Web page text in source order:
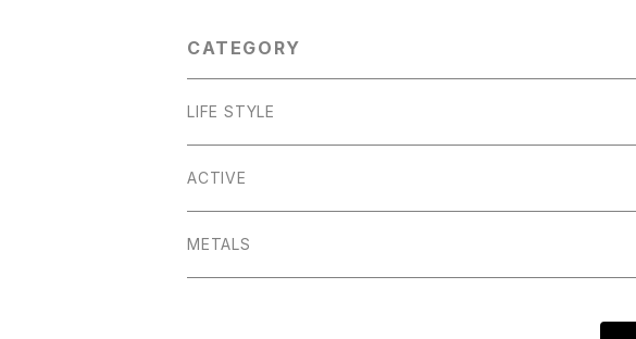
CATEGORY
LIFE STYLE
SASHAY
A-TEAM
ACTIVE
ZEPHYR
METALS